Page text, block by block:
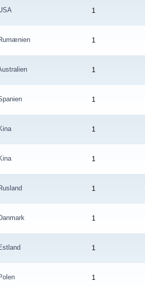
1
1
1
1
1
1
1
1
1
1